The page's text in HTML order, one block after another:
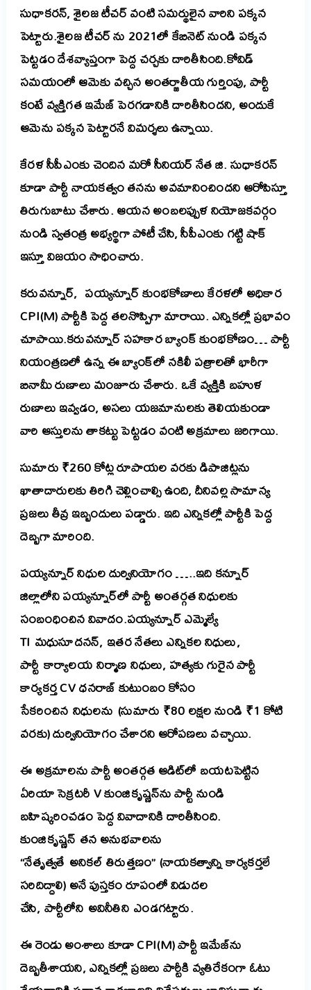
సుధాకరన్, శైలజ టీచర్ వంటి సమర్థులైన వారిని పక్కన
పెట్టారు.శైలజ టీచర్ను 2021లో కేబినెట్ నుండి పక్కన
పెట్టడం దేశవ్యాప్తంగా పెద్ద చర్చకు దారితీసింది.కోవిడ్
సమయంలో ఆమెకు వచ్చిన అంతర్జాతీయ గుర్తింపు, పార్టీ
కంటే వ్యక్తిగత ఇమేజ్ పెరగడానికి దారితీసిందని, అందుకే
ఆమెను పక్కన పెట్టారనే విమర్శలు ఉన్నాయి.
కేరళ సీపీఎంకు చెందిన మరో సీనియర్ నేతజి. సుధాకరన్
కూడా పార్టీ నాయకత్వం తనను అవమానించిందని ఆరోపిస్తూ
తిరుగుబాటు చేశారు. ఆయన అంబలప్పుళ నియోజకవర్గం
నుండి స్వతంత్ర అభ్యర్థిగాపోటీ చేసి, సీపీఎంకు గట్టి షాక్
ఇస్తూ విజయం సాధించారు.
కరువన్నూర్, పయ్యన్నూర్ కుంభకోణాలు కేరళలో అధికార
CPI(M) పార్టీకి పెద్ద తలనొప్పిగా మారాయి. ఎన్నికల్లో ప్రభావం
చూపాయి.కరువన్నూర్ సహకార బ్యాంక్ కుంభకోణం… పార్టీ
నియంత్రణలో ఉన్న ఈ బ్యాంక్‌లో నకిలీ పత్రాలతో భారీగా
బినామీ రుణాలు మంజూరు చేశారు. ఒకే వ్యక్తికి బహుళ
రుణాలు ఇవ్వడం, అసలు యజమానులకు తెలియకుండా
వారి ఆస్తులను తాకట్టు పెట్టడం వంటి అక్రమాలు జరిగాయి.
సుమారు ₹260 కోట్ల రూపాయల వరకు డిపాజిట్లను
ఖాతాదారులకు తిరిగి చెల్లించాల్సి ఉంది, దీనివల్ల సామాన్య
ప్రజలు తీవ్ర ఇబ్బందులు పడ్డారు. ఇది ఎన్నికల్లో పార్టీకి పెద్ద
దెబ్బగా మారింది.
పయ్యన్నూర్ నిధుల దుర్వినియోగం …..ఇది కన్నూర్
జిల్లాలోని పయ్యన్నూర్‌లో పార్టీ అంతర్గత నిధులకు
సంబంధించిన వివాదం.పయ్యన్నూర్ ఎమ్మెల్యే
TI మధుసూదనన్, ఇతర నేతలు ఎన్నికల నిధులు,
పార్టీ కార్యాలయ నిర్మాణ నిధులు, హత్యకు గురైన పార్టీ
కార్యకర్త CV ధనరాజ్ కుటుంబం కోసం
సేకరించిన నిధులను (సుమారు ₹80 లక్షల నుండి ₹1 కోటి
వరకు) దుర్వినియోగం చేశారని ఆరోపణలు వచ్చాయి.
ఈ అక్రమాలను పార్టీ అంతర్గత ఆడిట్‌లో బయటపెట్టిన
ఏరియా సెక్రటరీ V కుంజికృష్ణన్‌ను పార్టీ నుండి
బహిష్కరించడం పెద్ద వివాదానికి దారితీసింది.
కుంజికృష్ణన్ తన అనుభవాలను
“నేతృత్వతే అనికల్ తిరుత్తణం” (నాయకత్వాన్ని కార్యకర్తలే
సరిదిద్దాలి) అనే పుస్తకం రూపంలో విడుదల
చేసి, పార్టీలోని అవినీతిని ఎండగట్టారు.
ఈ రెండు అంశాలు కూడా CPI(M) పార్టీ ఇమేజ్‌ను
దెబ్బతీశాయని, ఎన్నికల్లో ప్రజలు పార్టీకి వ్యతిరేకంగా ఓటు